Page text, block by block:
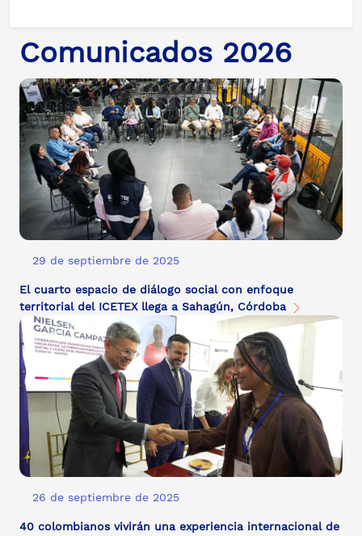
Comunicados 2026
29 de septiembre de 2025
El cuarto espacio de diálogo social con enfoque
territorial del ICETEX llega a Sahagún, Córdoba
26 de septiembre de 2025
40 colombianos vivirán una experiencia internacional de